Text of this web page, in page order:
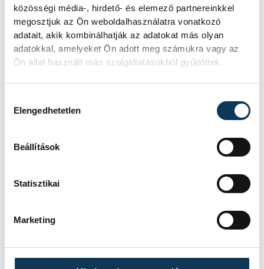
közösségi média-, hirdető- és elemező partnereinkkel
megosztjuk az Ön weboldalhasználatra vonatkozó
adatait, akik kombinálhatják az adatokat más olyan
adatokkal, amelyeket Ön adott meg számukra vagy az
Ön által használt más szolgáltatásokból gyűjtöttek.
Elengedhetetlen
Beállítások
Statisztikai
Marketing
Tűz van a
Csobánchegyen
Újabb tűzeset Veszprém
Noszlopnál ég a száraz fű
Tíz hektáron ég a száraz fű és egy
mellett.